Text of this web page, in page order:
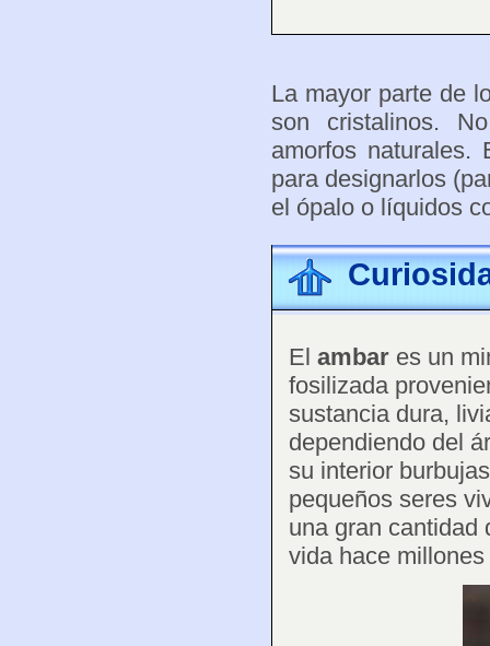
La mayor parte de
son cristalinos.
amorfos
para designarlos
el ópalo o líquidos
El ambar es un
fosilizada
sustancia dura,
dependiendo del
su interior
pequeños seres
una gran cantidad
vida hace